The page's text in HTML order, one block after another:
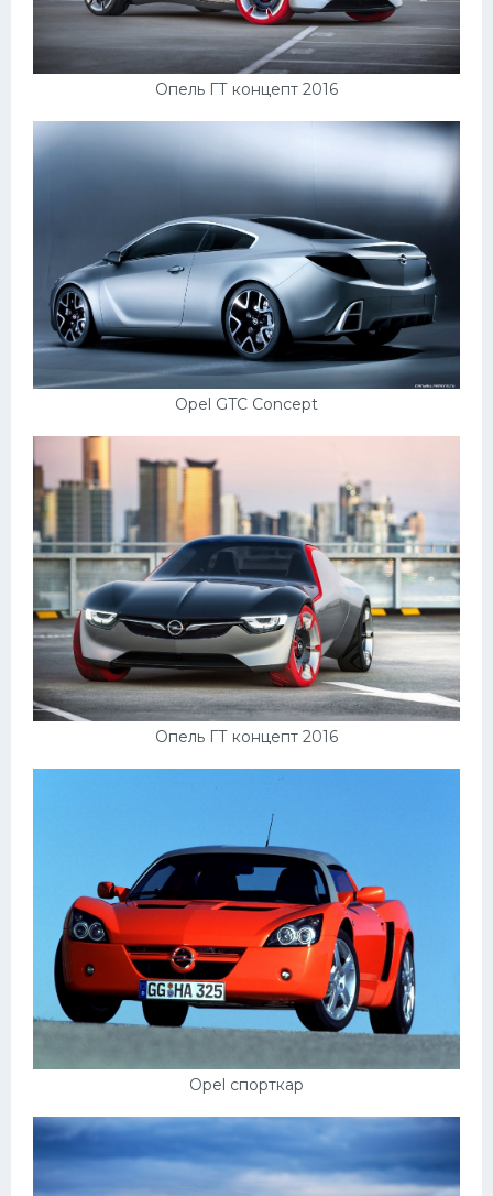
Опель ГТ концепт 2016
Opel GTC Concept
Опель ГТ концепт 2016
Opel спорткар
Эмблемы